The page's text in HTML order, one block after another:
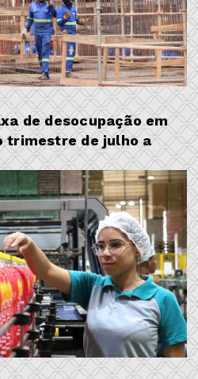
de desocupação em
trimestre de julho a